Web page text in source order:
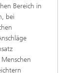
Bereich in
bei